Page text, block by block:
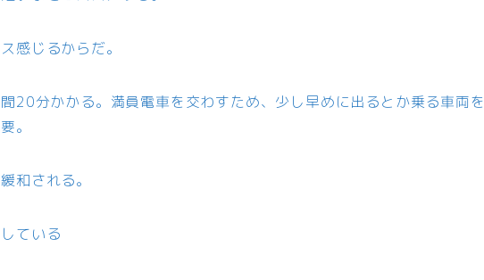
感じるからだ。
20分かかる。満員電車を交わすため、少し早めに出るとか乗る車両を
。
和される。
ている